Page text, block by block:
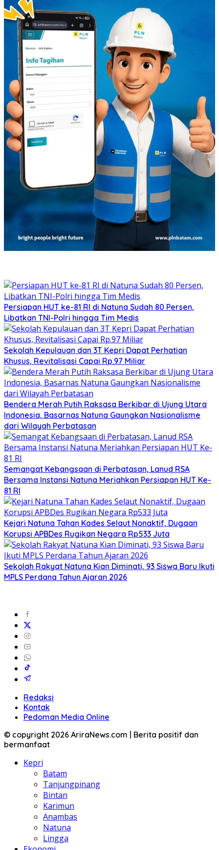
Persiapan HUT ke-81 RI di Natuna Sudah 80 Persen,
Libatkan TNI-Polri hingga Tim Medis
Sekolah Kepulauan dan 3T Kepri Dapat Perhatian
Khusus, Revitalisasi Capai Rp.97 Miliar
Bendera Merah Putih Raksasa Berkibar di Ujung Utara
Indonesia, Basarnas Natuna Gaungkan Nasionalisme
dari Wilayah Perbatasan
Semangat Kebangsaan di Perbatasan, Lanud RSA
Bersama Instansi Natuna Meriahkan Persiapan HUT Ke-
81 RI
Kejari Natuna Tahan Kades Selaut Nonaktif, Dugaan
Korupsi APBDes Rugikan Negara Rp533 Juta
Sekolah Rakyat Natuna Kian Diminati, 93 Siswa Baru Ikuti
MPLS Perdana Tahun Ajaran 2026
Redaksi
Kontak
Pedoman Media Online
© copyright 2026 AriraNews.com | Berita positif dan
bermanfaat
Kepri
Batam
Tanjungpinang
Bintan
Karimun
Anambas
Natuna
Lingga